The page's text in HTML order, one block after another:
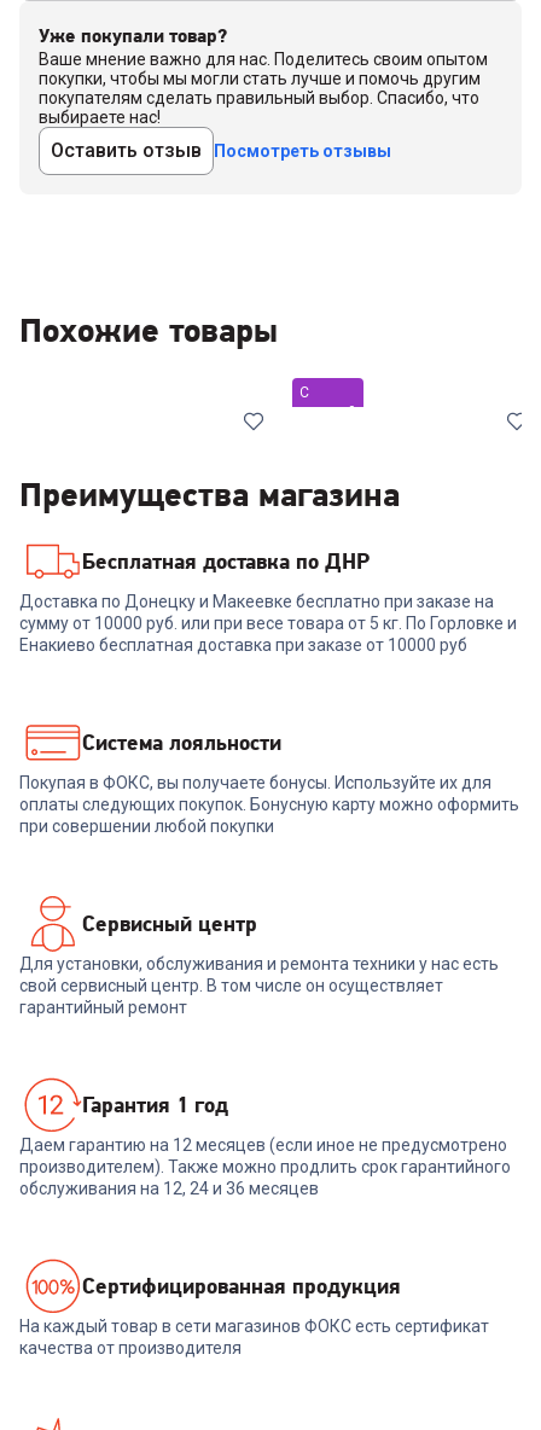
Уже покупали товар?
Ваше мнение важно для нас. Поделитесь своим опытом
покупки, чтобы мы могли стать лучше и помочь другим
покупателям сделать правильный выбор. Спасибо, что
выбираете нас!
Оставить отзыв Посмотреть отзывы
Похожие товары
00-00014639
Аэрогриль ARESA AR-5803
7 289₽
В корзину
С
уценкой
00-00014514
Аэрогриль REDMOND
AG1903 (УЦЕНКА!!!)
В корзину
Преимущества магазина
Бесплатная доставка по ДНР
Доставка по Донецку и Макеевке бесплатно при заказе на
сумму от 10000 руб. или при весе товара от 5 кг. По Горловке и
Енакиево бесплатная доставка при заказе от 10000 руб
Система лояльности
Покупая в ФОКС, вы получаете бонусы. Используйте их для
оплаты следующих покупок. Бонусную карту можно оформить
при совершении любой покупки
Сервисный центр
Для установки, обслуживания и ремонта техники у нас есть
свой сервисный центр. В том числе он осуществляет
гарантийный ремонт
Гарантия 1 год
Даем гарантию на 12 месяцев (если иное не предусмотрено
производителем). Также можно продлить срок гарантийного
обслуживания на 12, 24 и 36 месяцев
Cертифицированная продукция
На каждый товар в сети магазинов ФОКС есть сертификат
качества от производителя